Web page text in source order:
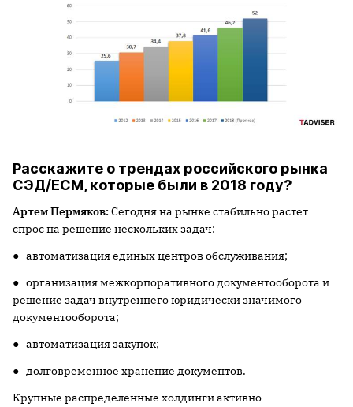
Расскажите о трендах российского рынка
СЭД/ECM, которые были в 2018 году?
Артем Пермяков:Сегодня на рынке стабильно растет
спрос на решение нескольких задач:
● автоматизация единых центров обслуживания;
● организация межкорпоративного документооборота и
решение задач внутреннего юридически значимого
документооборота;
● автоматизация закупок;
● долговременное хранение документов.
Крупные распределенные холдинги активно